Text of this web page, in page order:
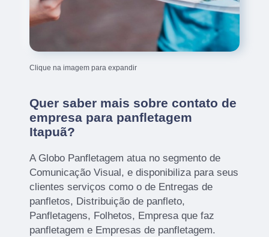
Clique na imagem para expandir
Quer saber mais sobre contato de
empresa para panfletagem
Itapuã?
A Globo Panfletagem atua no segmento de
Comunicação Visual, e disponibiliza para seus
clientes serviços como o de Entregas de
panfletos, Distribuição de panfleto,
Panfletagens, Folhetos, Empresa que faz
panfletagem e Empresas de panfletagem.